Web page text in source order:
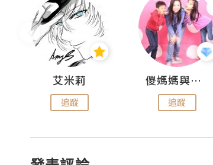
艾米莉
追蹤
儍媽媽與兩隻小魔怪之家
追蹤